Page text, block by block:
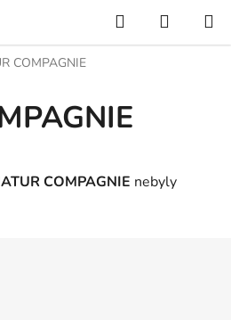
Hledat
KOŠÍK
COMPAGNIE
COMPAGNIE nebyly